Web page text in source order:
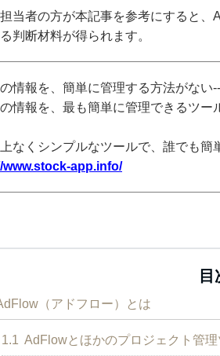
当者の方が本記事を参考にすると
判断材料が得られます。
の情報を、簡単に管理する方法がない
情報を、最も簡単に管理できるツー
なくシンプルなツールで、誰でも簡
www.stock-app.info/
目
（アドフロー）とは
1.1 AdFlowとほかのプロジェクト管